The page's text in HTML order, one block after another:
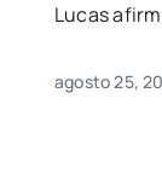
Lucas
agosto 25,